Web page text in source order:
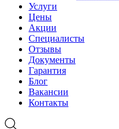
Услуги
Цены
Акции
Специалисты
Отзывы
Документы
Гарантия
Блог
Вакансии
Контакты